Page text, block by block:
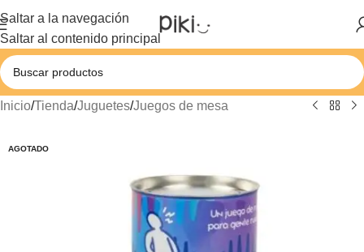
Saltar a la navegación
Saltar al contenido principal
Inicio/Tienda/Juguetes/Juegos de mesa
AGOTADO